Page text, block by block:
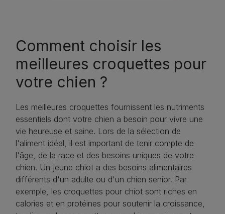
Comment choisir les
meilleures croquettes pour
votre chien ?
Les meilleures croquettes fournissent les nutriments
essentiels dont votre chien a besoin pour vivre une
vie heureuse et saine. Lors de la sélection de
l'aliment idéal, il est important de tenir compte de
l'âge, de la race et des besoins uniques de votre
chien. Un jeune chiot a des besoins alimentaires
différents d'un adulte ou d'un chien senior. Par
exemple, les croquettes pour chiot sont riches en
calories et en protéines pour soutenir la croissance,